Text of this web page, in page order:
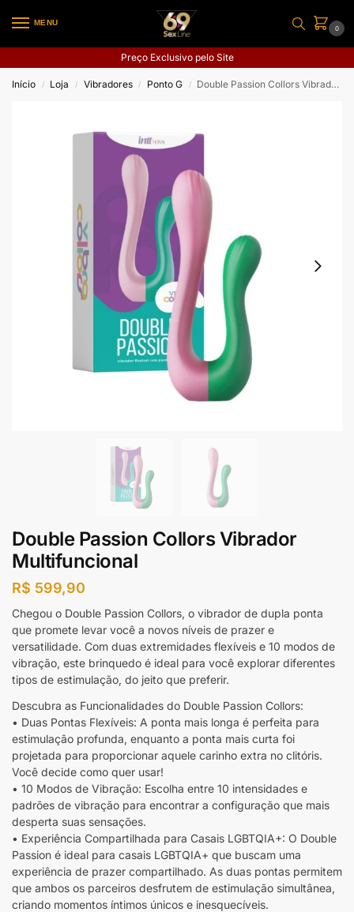
MENU
0
Preço Exclusivo pelo Site
Início / Loja / Vibradores / Ponto G / Double Passion Collors Vibrador Multifuncional
Double Passion Collors Vibrador
Multifuncional
R$ 599,90
Chegou o Double Passion Collors, o vibrador de dupla ponta
que promete levar você a novos níveis de prazer e
versatilidade. Com duas extremidades flexíveis e 10 modos de
vibração, este brinquedo é ideal para você explorar diferentes
tipos de estimulação, do jeito que preferir.
Descubra as Funcionalidades do Double Passion Collors:
• Duas Pontas Flexíveis: A ponta mais longa é perfeita para
estimulação profunda, enquanto a ponta mais curta foi
projetada para proporcionar aquele carinho extra no clitóris.
Você decide como quer usar!
• 10 Modos de Vibração: Escolha entre 10 intensidades e
padrões de vibração para encontrar a configuração que mais
desperta suas sensações.
• Experiência Compartilhada para Casais LGBTQIA+: O Double
Passion é ideal para casais LGBTQIA+ que buscam uma
experiência de prazer compartilhado. As duas pontas permitem
que ambos os parceiros desfrutem de estimulação simultânea,
criando momentos íntimos únicos e inesquecíveis.